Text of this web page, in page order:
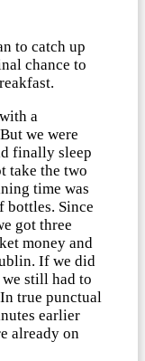
to catch up
chance to
a
we were
finally sleep
take the two
time was
bottles. Since
got three
money and
If we did
still had to
true punctual
earlier
already on